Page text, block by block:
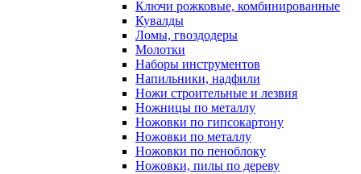
Ключи рожковые, комбинированные
Кувалды
Ломы, гвоздодеры
Молотки
Наборы инструментов
Напильники, надфили
Ножи строительные и лезвия
Ножницы по металлу
Ножовки по гипсокартону
Ножовки по металлу
Ножовки по пеноблоку
Ножовки, пилы по дереву